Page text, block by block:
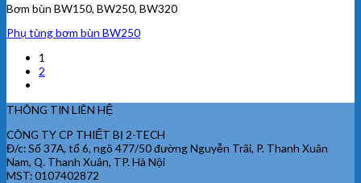
Bơm bùn BW150, BW250, BW320
Phụ tùng bơm bùn BW250
1
2
THÔNG TIN LIÊN HỆ
CÔNG TY CP THIẾT BỊ 2-TECH
Đ/c: Số 37A, tổ 6, ngõ 477/50 đường Nguyễn Trãi, P. Thanh Xuân
Nam, Q. Thanh Xuân, TP. Hà Nội
MST: 0107402872